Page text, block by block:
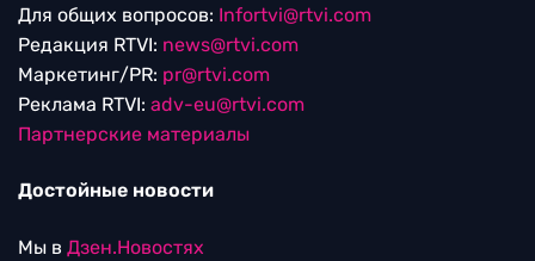
Для общих вопросов: Infortvi@rtvi.com
Редакция RTVI: news@rtvi.com
Маркетинг/PR: pr@rtvi.com
Реклама RTVI: adv-eu@rtvi.com
Партнерские материалы
Достойные новости
Мы в Дзен.Новостях